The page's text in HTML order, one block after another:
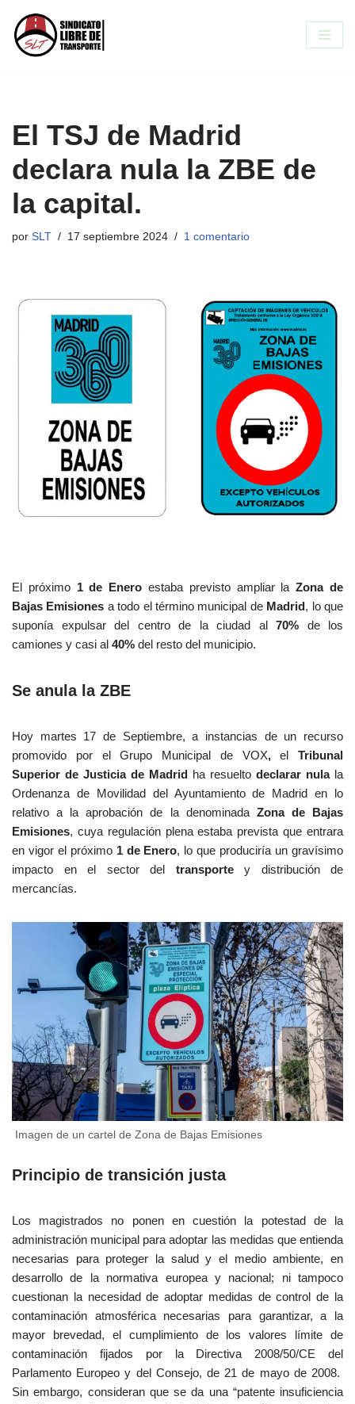
Saltar
El TSJ de Madrid
declara nula la ZBE de
la capital.
por SLT 17 septiembre 2024 1 comentario
El próximo 1 de Eneroestaba previsto ampliar laZona de
Bajas Emisiones a todo el término municipal de Madrid, lo que
suponía expulsar del centro de la ciudad al 70% de los
camiones y casi al 40% del resto del municipio.
Se anula la ZBE
Hoy martes 17 de Septiembre, a instancias de un recurso
promovido por el Grupo Municipal de VOX,el Tribunal
Superior de Justicia de Madrid ha resuelto declarar nula la
Ordenanza de Movilidad del Ayuntamiento de Madrid en lo
relativo a la aprobación de la denominadaZona de Bajas
Emisiones, cuya regulación plena estaba prevista que entrara
en vigor el próximo1 de Enero, lo que produciría un gravísimo
impacto en el sector del transporte y distribución de
mercancías.
Imagen de un cartel de Zona de Bajas Emisiones
Principio de transición justa
Los magistrados no ponen en cuestión la potestad de la
administración municipal para adoptar las medidas que entienda
necesarias para proteger la salud y el medio ambiente, en
desarrollo de la normativa europea y nacional; ni tampoco
cuestionan la necesidad de adoptar medidas de control de la
contaminación atmosférica necesarias para garantizar, a la
mayor brevedad, el cumplimiento de los valores límite de
contaminación fijados por la Directiva 2008/50/CE del
Parlamento Europeo y del Consejo, de 21 de mayo de 2008.
Sin embargo, consideran que se da una “patente insuficiencia